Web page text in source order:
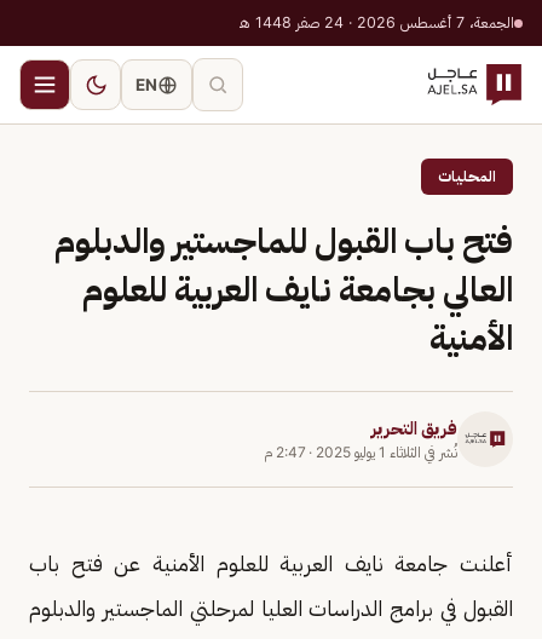
الجمعة، 7 أغسطس 2026 · 24 صفر 1448 هـ
EN
المحليات
فتح باب القبول للماجستير والدبلوم
العالي بجامعة نايف العربية للعلوم
الأمنية
فريق التحرير
نُشر في الثلاثاء 1 يوليو 2025 · 2:47 م
أعلنت جامعة نايف العربية للعلوم الأمنية عن فتح باب
القبول في برامج الدراسات العليا لمرحلتي الماجستير والدبلوم